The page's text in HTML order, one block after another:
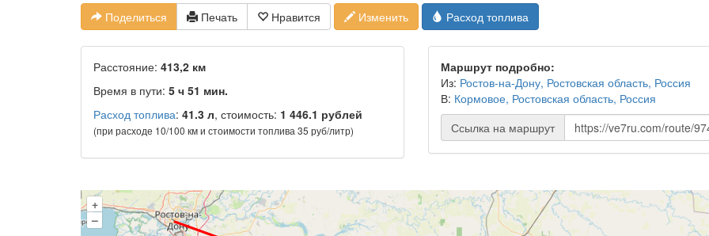
Поделиться Печать Нравится Изменить Расход топлива
Расстояние: 413,2 км
Время в пути: 5 ч 51 мин.
Расход топлива: 41.3 л, стоимость: 1 446.1 рублей
(при расходе 10/100 км и стоимости топлива 35 руб/литр)
Маршрут подробно:
Из: Ростов-на-Дону, Ростовская область, Россия
В: Кормовое, Ростовская область, Россия
Ссылка на маршрут
+
–